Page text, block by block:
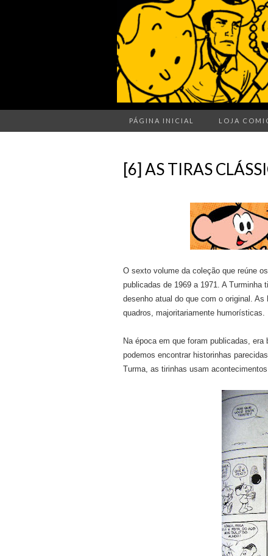
PÁGINA INICIAL LOJA
[6] AS TIRAS
O sexto volume da coleção que reúne
publicadas de 1969 a 1971. A
desenho atual do que com o original.
quadros, majoritariamente humorísticas.
Na época em que foram publicadas,
podemos encontrar historinhas
Turma, as tirinhas usam